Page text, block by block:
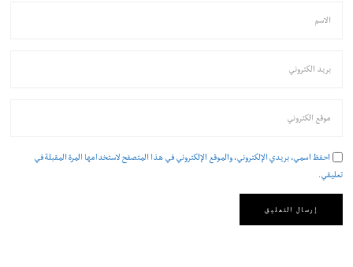
احفظ اسمي، بريدي الإلكتروني، والموقع الإلكتروني في هذا المتصفح لاستخدامها المرة المقبلة في
تعليقي.